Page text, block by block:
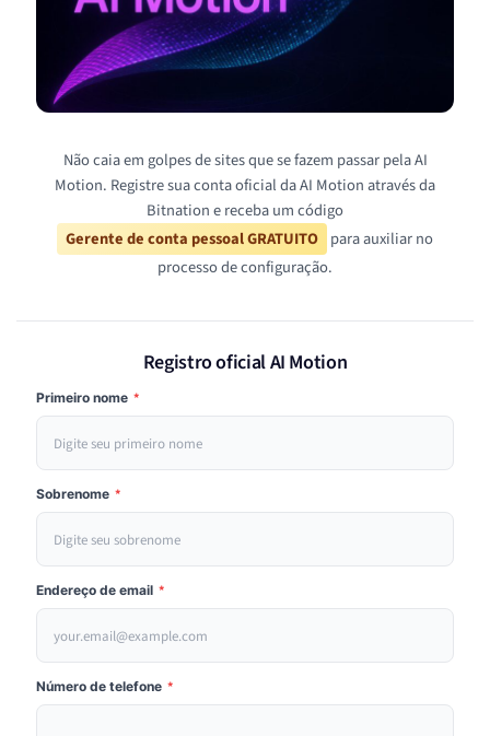
Não caia em golpes de sites que se fazem passar pela AI
Motion. Registre sua conta oficial da AI Motion através da
Bitnation e receba um código
Gerente de conta pessoal GRATUITO para auxiliar no
processo de configuração.
Registro oficial AI Motion
Primeiro nome *
Sobrenome *
Endereço de email *
Número de telefone *